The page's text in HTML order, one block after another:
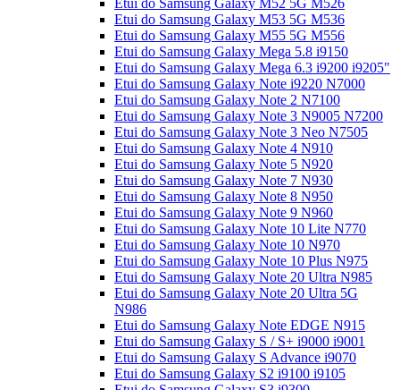
Etui do Samsung Galaxy M52 5G M526
Etui do Samsung Galaxy M53 5G M536
Etui do Samsung Galaxy M55 5G M556
Etui do Samsung Galaxy Mega 5.8 i9150
Etui do Samsung Galaxy Mega 6.3 i9200 i9205"
Etui do Samsung Galaxy Note i9220 N7000
Etui do Samsung Galaxy Note 2 N7100
Etui do Samsung Galaxy Note 3 N9005 N7200
Etui do Samsung Galaxy Note 3 Neo N7505
Etui do Samsung Galaxy Note 4 N910
Etui do Samsung Galaxy Note 5 N920
Etui do Samsung Galaxy Note 7 N930
Etui do Samsung Galaxy Note 8 N950
Etui do Samsung Galaxy Note 9 N960
Etui do Samsung Galaxy Note 10 Lite N770
Etui do Samsung Galaxy Note 10 N970
Etui do Samsung Galaxy Note 10 Plus N975
Etui do Samsung Galaxy Note 20 Ultra N985
Etui do Samsung Galaxy Note 20 Ultra 5G
N986
Etui do Samsung Galaxy Note EDGE N915
Etui do Samsung Galaxy S / S+ i9000 i9001
Etui do Samsung Galaxy S Advance i9070
Etui do Samsung Galaxy S2 i9100 i9105